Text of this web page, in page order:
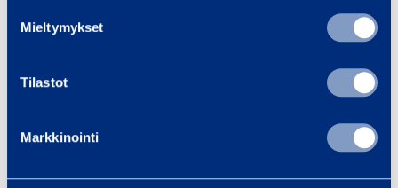
Mieltymykset
Tilastot
Markkinointi
23,85 € 23,85 €
Till